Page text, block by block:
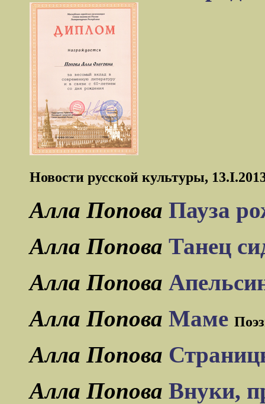
Новости русской культуры,
Алла Попова Пауза
Алла Попова Танец
Алла Попова
Алла Попова Маме
Алла Попова
Алла Попова Внуки,